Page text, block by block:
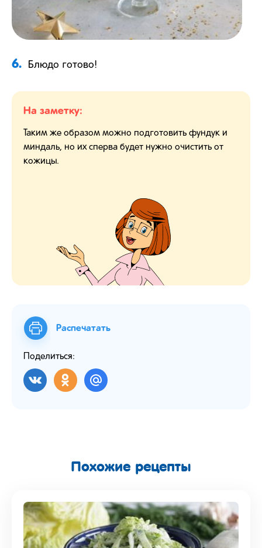
6. Блюдо готово!
На заметку:
Таким же образом можно подготовить фундук и
миндаль, но их сперва будет нужно очистить от
кожицы.
Распечатать
Поделиться:
Похожие рецепты